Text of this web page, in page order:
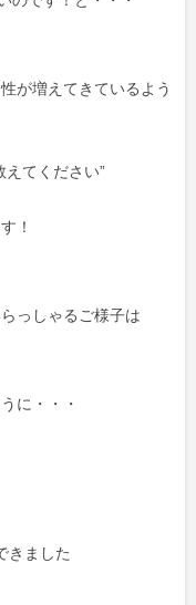
が増えてきているよう
えてください”
！
っしゃるご様子は
に・・・
きました